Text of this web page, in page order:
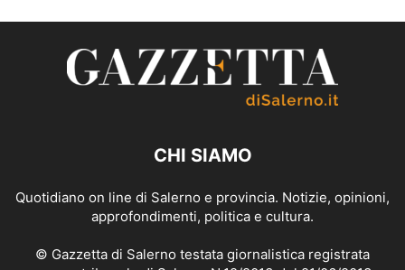
CHI SIAMO
Quotidiano on line di Salerno e provincia. Notizie, opinioni,
approfondimenti, politica e cultura.
© Gazzetta di Salerno testata giornalistica registrata